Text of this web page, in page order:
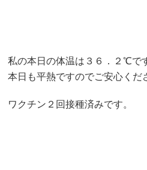
私の本日の体温は３６．２℃で
本日も平熱ですのでご安心くだ
ワクチン２回接種済みです。